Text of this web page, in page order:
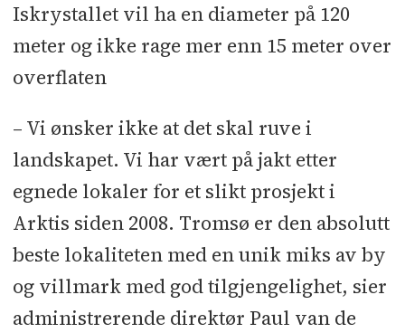
Iskrystallet vil ha en diameter på 120
meter og ikke rage mer enn 15 meter over
overflaten
– Vi ønsker ikke at det skal ruve i
landskapet. Vi har vært på jakt etter
egnede lokaler for et slikt prosjekt i
Arktis siden 2008. Tromsø er den absolutt
beste lokaliteten med en unik miks av by
og villmark med god tilgjengelighet, sier
administrerende direktør Paul van de